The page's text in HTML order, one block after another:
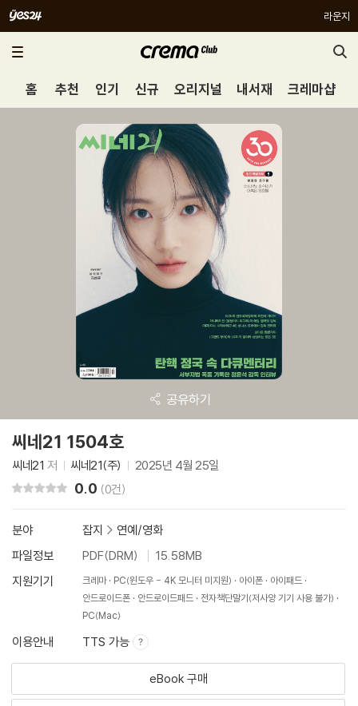
라운지
홈 추천 인기 신규 오리지널 내서재 크레마샵
공유하기
씨네21 1504호
씨네21 저 씨네21(주) 2025년 4월 25일
0.0 (0건)
분야 잡지 > 연예/영화
파일정보
PDF(DRM)
15.58MB
지원기기
크레마 PC(윈도우 - 4K 모니터 미지원) 아이폰
아이패드
안드로이드폰
안드로이드패드
전자책단말기(저사양 기기 사용 불가)
PC(Mac)
이용안내 TTS 가능
eBook 구매